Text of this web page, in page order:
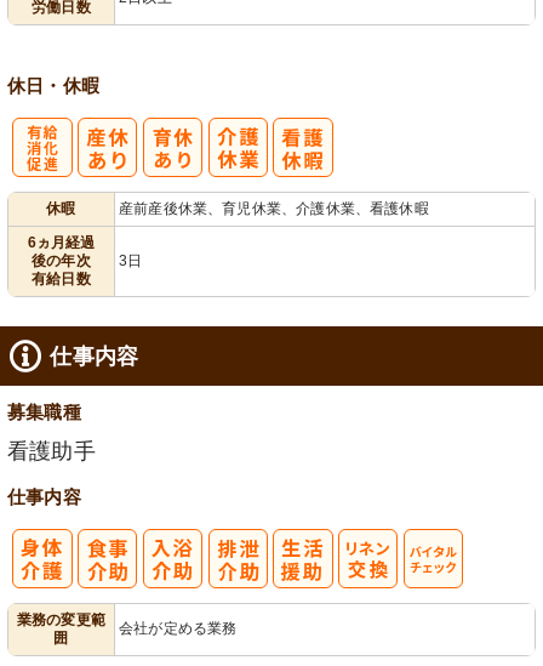
労働日数
休日・休暇
休暇
産前産後休業、育児休業、介護休業、看護休暇
6ヵ月経過
後の年次
有給日数
3日
仕事内容
募集職種
看護助手
仕事内容
業務の変更範
囲
会社が定める業務